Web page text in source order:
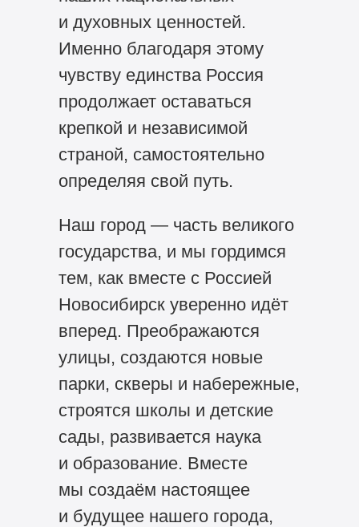
и духовных ценностей.
Именно благодаря этому
чувству единства Россия
продолжает оставаться
крепкой и независимой
страной, самостоятельно
определяя свой путь.
Наш город — часть великого
государства, и мы гордимся
тем, как вместе с Россией
Новосибирск уверенно идёт
вперед. Преображаются
улицы, создаются новые
парки, скверы и набережные,
строятся школы и детские
сады, развивается наука
и образование. Вместе
мы создаём настоящее
и будущее нашего города,